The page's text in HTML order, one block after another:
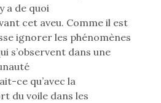
a de quoi
cet aveu. Comme il est
ignorer les phénomènes
s’observent dans une
ce qu’avec la
du voile dans les